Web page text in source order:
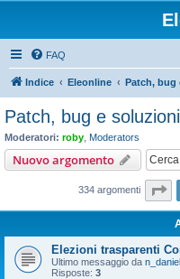
FAQ
Indice Eleonline Patch, bug
Patch, bug e soluzioni
Moderatori: roby Moderators
Nuovo argomento
334 argomenti
Elezioni trasparenti
Ultimo messaggio da
Risposte: 3